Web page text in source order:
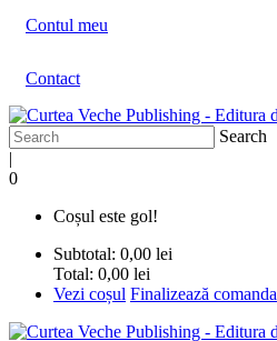
Contul meu
Contact
Search
|
0
Coșul este gol!
Subtotal: 0,00 lei
Total: 0,00 lei
Vezi coșul Finalizează comanda